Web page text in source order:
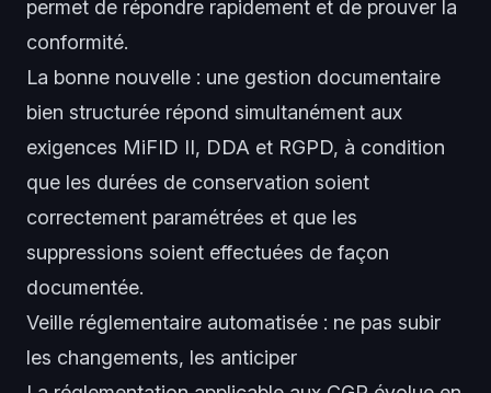
permet de répondre rapidement et de prouver la
conformité.
La bonne nouvelle : une gestion documentaire
bien structurée répond simultanément aux
exigences MiFID II, DDA et RGPD, à condition
que les durées de conservation soient
correctement paramétrées et que les
suppressions soient effectuées de façon
documentée.
Veille réglementaire automatisée : ne pas subir
les changements, les anticiper